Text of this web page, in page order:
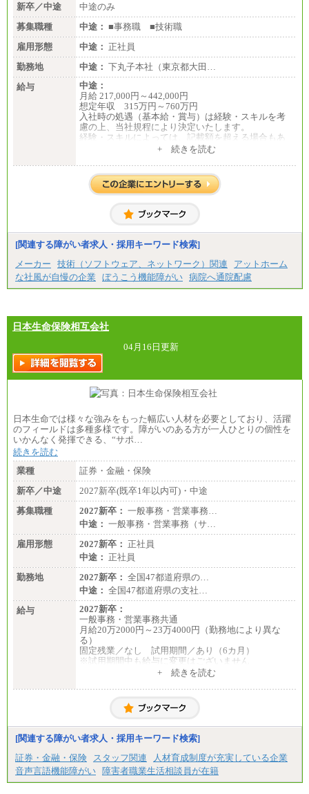
新卒／中途
中途のみ
募集職種
中途： ■事務職 ■技術職
雇用形態
中途： 正社員
勤務地
中途： 下丸子本社（東京都大田…
給与
中途：
月給 217,000円～442,000円
想定年収 315万円～760万円
入社時の処遇（基本給・賞与）は経験・スキルを考
慮の上、当社規程により決定いたします。
経験・スキルによっては、記載額を超える場合もあ
+ 続きを読む
[関連する障がい者求人・採用キーワード検索]
メーカー
技術（ソフトウェア、ネットワーク）関連
アットホーム
な社風が自慢の企業
ぼうこう機能障がい 病院へ通院配慮
日本生命保険相互会社
04月16日更新
日本生命では様々な強みをもった幅広い人材を必要としており、活躍
のフィールドは多種多様です。障がいのある方が一人ひとりの個性を
いかんなく発揮できる、“サポ…
続きを読む
業種
証券・金融・保険
新卒／中途
2027新卒(既卒1年以内可)・中途
募集職種
2027新卒： 一般事務・営業事務…
中途： 一般事務・営業事務（サ…
雇用形態
2027新卒： 正社員
中途： 正社員
勤務地
2027新卒： 全国47都道府県の…
中途： 全国47都道府県の支社…
給与
2027新卒：
一般事務・営業事務共通
月給20万2000円～23万4000円（勤務地により異な
る）
固定残業／なし 試用期間／あり（6カ月）
※試用期間中も給与に変更はございません
月給20万2000円～23万4000円（勤務地により異な
固定残業／なし 試用期間／あり（6か月）
+ 続きを読む
[関連する障がい者求人・採用キーワード検索]
証券・金融・保険
スタッフ関連
人材育成制度が充実している企業
音声言語機能障がい 障害者職業生活相談員が在籍